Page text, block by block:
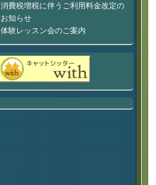
消費税増税に伴うご利用料金改定の
お知らせ
体験レッスン会のご案内